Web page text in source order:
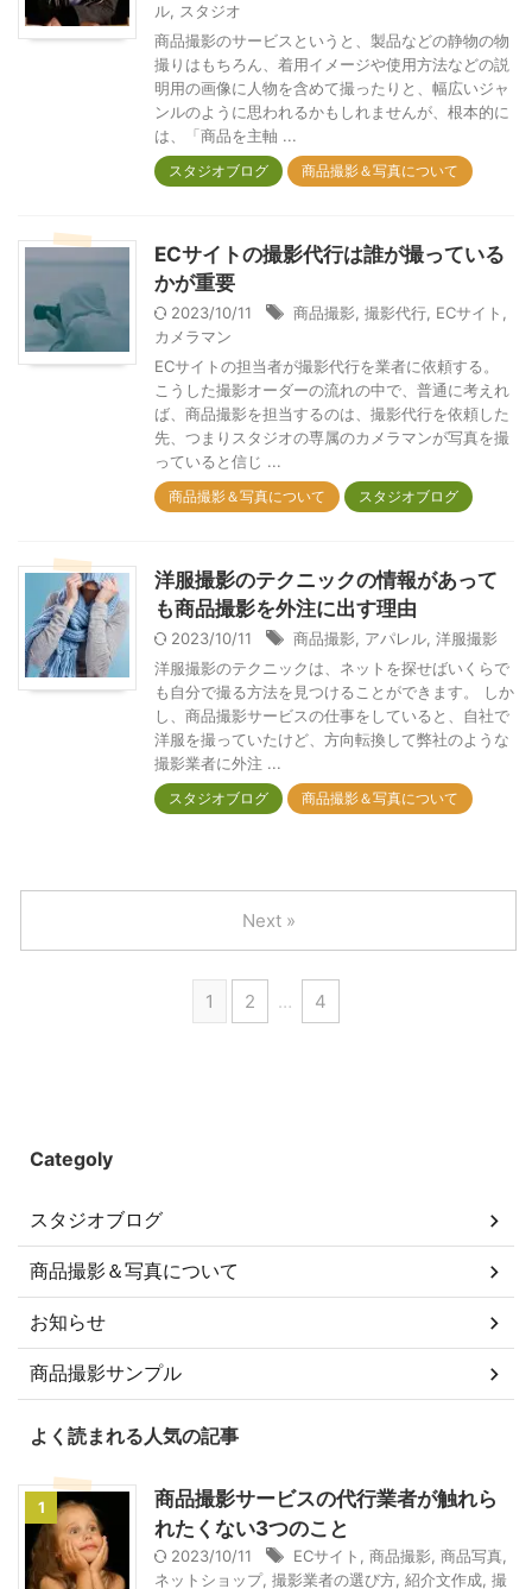
ル
スタジオ
商品撮影のサービスというと、製品などの静物の物
撮りはもちろん、着用イメージや使用方法などの説
明用の画像に人物を含めて撮ったりと、幅広いジャ
ンルのように思われるかもしれませんが、根本的に
は、「商品を主軸 ...
スタジオブログ 商品撮影＆写真について
ECサイトの撮影代行は誰が撮っている
かが重要
2023/10/11 商品撮影 撮影代行 ECサイト
カメラマン
ECサイトの担当者が撮影代行を業者に依頼する。
こうした撮影オーダーの流れの中で、普通に考えれ
ば、商品撮影を担当するのは、撮影代行を依頼した
先、つまりスタジオの専属のカメラマンが写真を撮
っていると信じ ...
商品撮影＆写真について スタジオブログ
洋服撮影のテクニックの情報があって
も商品撮影を外注に出す理由
2023/10/11 商品撮影 アパレル 洋服撮影
洋服撮影のテクニックは、ネットを探せばいくらで
も自分で撮る方法を見つけることができます。 しか
し、商品撮影サービスの仕事をしていると、自社で
洋服を撮っていたけど、方向転換して弊社のような
撮影業者に外注 ...
スタジオブログ 商品撮影＆写真について
1 2 … 4
Next »
Categoly
スタジオブログ
商品撮影＆写真について
お知らせ
商品撮影サンプル
よく読まれる人気の記事
1
商品撮影サービスの代行業者が触れら
れたくない3つのこと
2023/10/11 ECサイト 商品撮影 商品写真
ネットショップ, 撮影業者の選び方 紹介文作成 撮